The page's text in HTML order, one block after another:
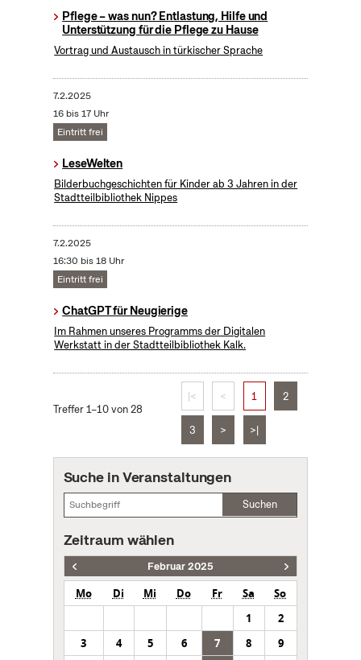
Pflege – was nun? Entlastung, Hilfe und
Unterstützung für die Pflege zu Hause
Vortrag und Austausch in türkischer Sprache
7.2.2025
16 bis 17 Uhr
Eintritt frei
LeseWelten
Bilderbuchgeschichten für Kinder ab 3 Jahren in der
Stadtteilbibliothek Nippes
7.2.2025
16:30 bis 18 Uhr
Eintritt frei
ChatGPT für Neugierige
Im Rahmen unseres Programms der Digitalen
Werkstatt in der Stadtteilbibliothek Kalk.
Treffer 1–10 von 28
|< < 1 2
3 > >|
Suche in Veranstaltungen
Suchen
Zeitraum wählen
Februar 2025
Mo Di Mi Do Fr Sa
So
1
2
3
4 5 6 7 8
9